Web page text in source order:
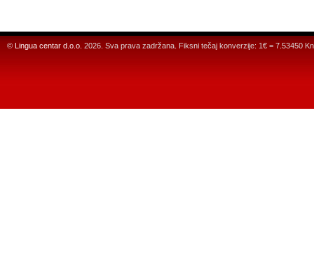
© Lingua centar d.o.o. 2026. Sva prava zadržana. Fiksni tečaj konverzije: 1€ = 7.53450 Kn